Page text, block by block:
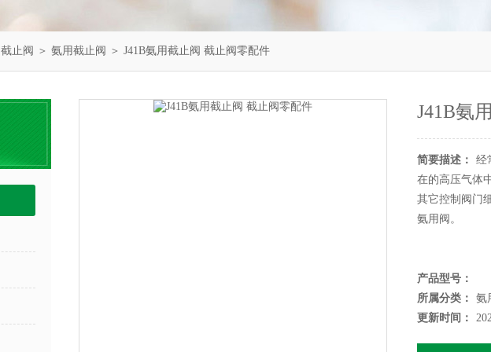
截止阀 ＞ 氨用截止阀 ＞ J41B氨用截止阀 截止阀零配件
J41B氨
简要描述：
经
在的高压气体
其它控制阀门
氨用阀。
产品型号：
所属分类：
氨
更新时间：